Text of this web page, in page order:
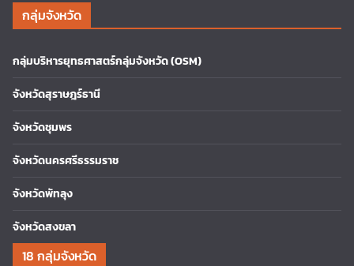
กลุ่มจังหวัด
กลุ่มบริหารยุทธศาสตร์กลุ่มจังหวัด (OSM)
จังหวัดสุราษฎร์ธานี
จังหวัดชุมพร
จังหวัดนครศรีธรรมราช
จังหวัดพัทลุง
จังหวัดสงขลา
18 กลุ่มจังหวัด